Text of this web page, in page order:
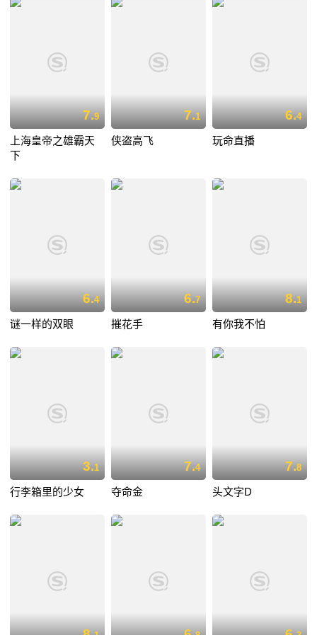
7.9
上海皇帝之雄霸天
下
7.1
侠盗高飞
6.4
玩命直播
6.4
谜一样的双眼
6.7
摧花手
8.1
有你我不怕
3.1
行李箱里的少女
7.4
夺命金
7.8
头文字D